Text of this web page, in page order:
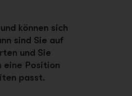
können sich
sind Sie auf
und Sie
eine Position
passt.